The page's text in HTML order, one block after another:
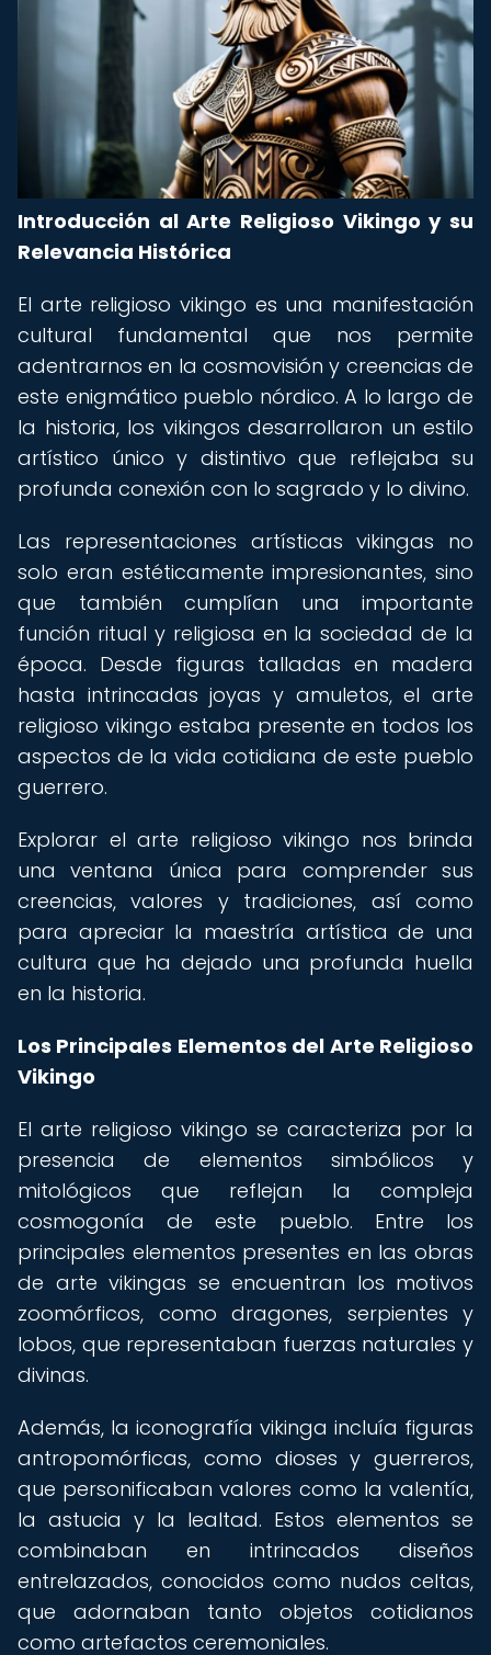
Introducción al Arte Religioso Vikingo y su
Relevancia Histórica
El arte religioso vikingo es una manifestación
cultural fundamental que nos permite
adentrarnos en la cosmovisión y creencias de
este enigmático pueblo nórdico. A lo largo de
la historia, los vikingos desarrollaron un estilo
artístico único y distintivo que reflejaba su
profunda conexión con lo sagrado y lo divino.
Las representaciones artísticas vikingas no
solo eran estéticamente impresionantes, sino
que también cumplían una importante
función ritual y religiosa en la sociedad de la
época. Desde figuras talladas en madera
hasta intrincadas joyas y amuletos, el arte
religioso vikingo estaba presente en todos los
aspectos de la vida cotidiana de este pueblo
guerrero.
Explorar el arte religioso vikingo nos brinda
una ventana única para comprender sus
creencias, valores y tradiciones, así como
para apreciar la maestría artística de una
cultura que ha dejado una profunda huella
en la historia.
Los Principales Elementos del Arte Religioso
Vikingo
El arte religioso vikingo se caracteriza por la
presencia de elementos simbólicos y
mitológicos que reflejan la compleja
cosmogonía de este pueblo. Entre los
principales elementos presentes en las obras
de arte vikingas se encuentran los motivos
zoomórficos, como dragones, serpientes y
lobos, que representaban fuerzas naturales y
divinas.
Además, la iconografía vikinga incluía figuras
antropomórficas, como dioses y guerreros,
que personificaban valores como la valentía,
la astucia y la lealtad. Estos elementos se
combinaban en intrincados diseños
entrelazados, conocidos como nudos celtas,
que adornaban tanto objetos cotidianos
como artefactos ceremoniales.